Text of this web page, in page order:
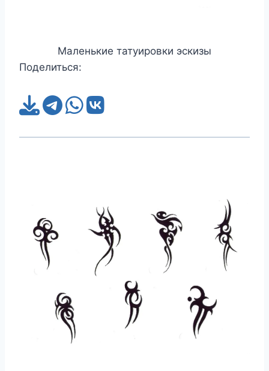
Маленькие татуировки эскизы
Поделиться: